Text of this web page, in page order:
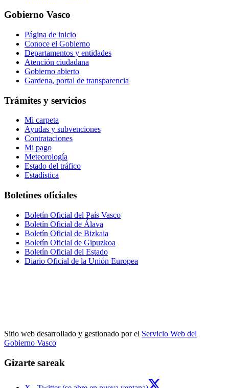
Gobierno Vasco
Página de inicio
Conoce el Gobierno
Departamentos y entidades
Atención ciudadana
Gobierno abierto
Gardena, portal de transparencia
Trámites y servicios
Mi carpeta
Ayudas y subvenciones
Contrataciones
Mi pago
Meteorología
Estado del tráfico
Estadística
Boletines oficiales
Boletín Oficial del País Vasco
Boletín Oficial de Álava
Boletín Oficial de Bizkaia
Boletín Oficial de Gipuzkoa
Boletín Oficial del Estado
Diario Oficial de la Unión Europea
Sitio web desarrollado y gestionado por el Servicio Web del
Gobierno Vasco
Gizarte sareak